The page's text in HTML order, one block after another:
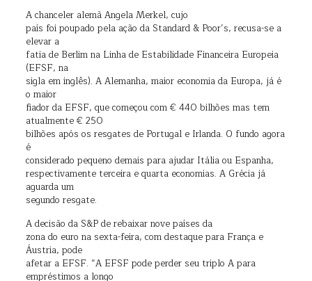
A chanceler alemã Angela Merkel, cujo
país foi poupado pela ação da Standard & Poor’s, recusa-se a
elevar a
fatia de Berlim na Linha de Estabilidade Financeira Europeia
(EFSF, na
sigla em inglês). A Alemanha, maior economia da Europa, já é
o maior
fiador da EFSF, que começou com € 440 bilhões mas tem
atualmente € 250
bilhões após os resgates de Portugal e Irlanda. O fundo agora
é
considerado pequeno demais para ajudar Itália ou Espanha,
respectivamente terceira e quarta economias. A Grécia já
aguarda um
segundo resgate.
A decisão da S&P de rebaixar nove países da
zona do euro na sexta-feira, com destaque para França e
Áustria, pode
afetar a EFSF. “A EFSF pode perder seu triplo A para
empréstimos a longo